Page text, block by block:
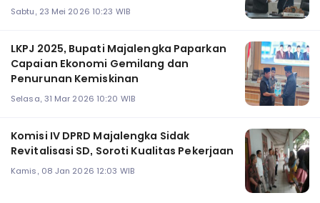
Sabtu, 23 Mei 2026 10:23 WIB
LKPJ 2025, Bupati Majalengka Paparkan
Capaian Ekonomi Gemilang dan
Penurunan Kemiskinan
Selasa, 31 Mar 2026 10:20 WIB
Komisi IV DPRD Majalengka Sidak
Revitalisasi SD, Soroti Kualitas Pekerjaan
Kamis, 08 Jan 2026 12:03 WIB